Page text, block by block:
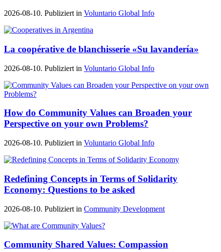
2026-08-10. Publiziert in Voluntario Global Info
La coopérative de blanchisserie «Su lavandería»
2026-08-10. Publiziert in Voluntario Global Info
How do Community Values can Broaden your
Perspective on your own Problems?
2026-08-10. Publiziert in Voluntario Global Info
Redefining Concepts in Terms of Solidarity
Economy: Questions to be asked
2026-08-10. Publiziert in Community Development
Community Shared Values: Compassion